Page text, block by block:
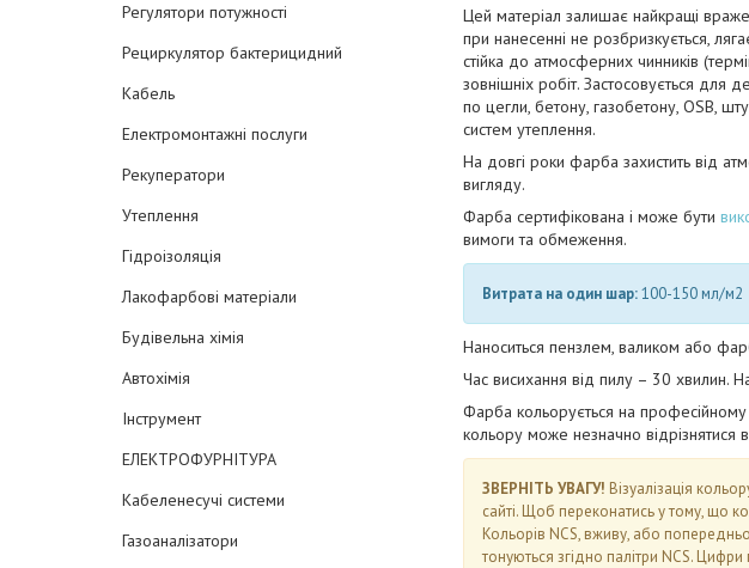
Регулятори потужності
Рециркулятор бактерицидний
Кабель
Електромонтажні послуги
Рекуператори
Утеплення
Гідроізоляція
Лакофарбові матеріали
Будівельна хімія
Автохімія
Інструмент
ЕЛЕКТРОФУРНІТУРА
Кабеленесучі системи
Газоаналізатори
Цей матеріал залишає найкращі
при нанесенні не розбризкується,
стійка до атмосферних чинників
зовнішніх робіт. Застосовується для
по цегли, бетону, газобетону, OSB,
систем утеплення.
На довгі роки фарба захистить від
вигляду.
Фарба сертифікована і може бути
вимоги та обмеження.
Витрата на один шар:100-150 мл/м2
Наноситься пензлем, валиком або
Час висихання від пилу – 30 хвилин.
Фарба кольорується на професійному
кольору може незначно відрізнятися
ЗВЕРНІТЬ УВАГУ! Візуалізація
сайті. Щоб переконатись у тому, що
Кольорів NCS, вживу, або
тонуються згідно палітри NCS.